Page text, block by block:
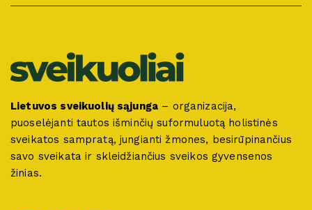
Lietuvos sveikuolių sąjunga – organizacija,
puoselėjanti tautos išminčių suformuluotą holistinės
sveikatos sampratą, jungianti žmones, besirūpinančius
savo sveikata ir skleidžiančius sveikos gyvensenos
žinias.